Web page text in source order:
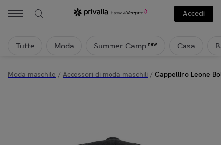
Accedi
Tutte Moda Summer Camp new Casa
Moda maschile / Accessori di moda maschili / Cappellino Leone